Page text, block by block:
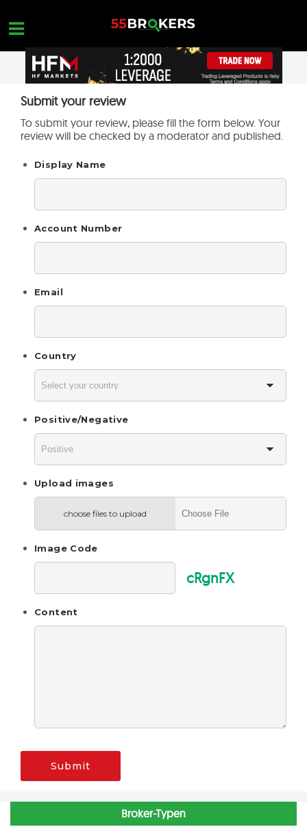
content
STARTSEITE
FOREX BROKER BEWERTUNGEN
FOREX-AUSBILDUNG
HANDELSANFRAGEN
KONTAKTIERE UNS
OPEN A FREE ACCOUNT
Nothing found...
Submit your review
To submit your review, please fill the form below. Your
review will be checked by a moderator and published.
Display Name
Account Number
Email
Country
Positive/Negative
Upload images
choose files to upload
Image Code
cRgnFX
Content
Submit
Broker-Typen